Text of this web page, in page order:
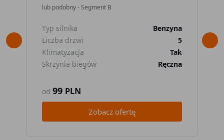
lub podobny - Segment B
Typ silnika
Benzyna
Liczba drzwi
5
Klimatyzacja
Tak
Skrzynia biegów
Ręczna
od 99 PLN
Zobacz ofertę